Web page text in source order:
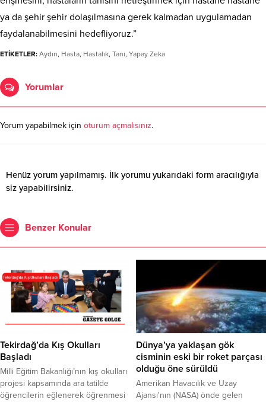
ya da şehir şehir dolaşılmasına gerek kalmadan uygulamadan
faydalanabilmesini hedefliyoruz.”
ETİKETLER: Aydın, Hasta, Hastalık, Tanı, Yapay Zeka
Yorumlar
Yorum yapabilmek için oturum açmalısınız.
Henüz yorum yapılmamış. İlk yorumu yukarıdaki form aracılığıyla
siz yapabilirsiniz.
Benzer Konular
Tekirdağ’da Kış Okulları
Başladı
Milli Eğitim Bakanlığı’nın kış okulları
projesi kapsamında ara tatilde
öğrencilerin eğlenerek öğrenmesi
Dünya’ya yaklaşan gök
cisminin eski bir roket parçası
olduğu öne sürüldü
Amerikan Havacılık ve Uzay
Ajansı'nın (NASA) önde gelen